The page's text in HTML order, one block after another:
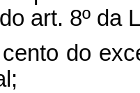
art. 8º da
do